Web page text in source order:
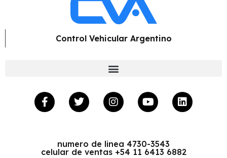
Control Vehicular Argentino
numero de linea 4730-3543
celular de ventas +54 11 6413 6882